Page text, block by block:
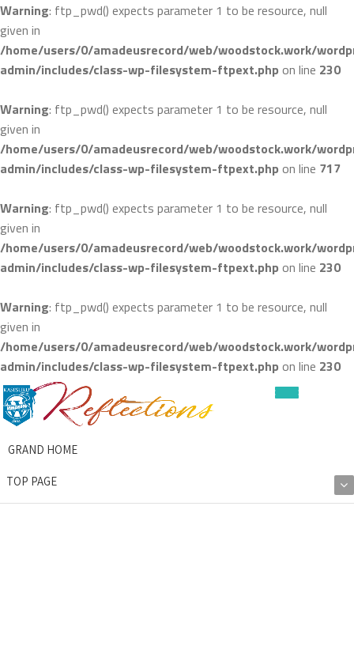
Warning: ftp_pwd() expects parameter 1 to be resource, null
given in
/home/users/0/amadeusrecord/web/woodstock.work/
admin/includes/class-wp-filesystem-ftpext.php on line 230
Warning: ftp_pwd() expects parameter 1 to be resource, null
given in
/home/users/0/amadeusrecord/web/woodstock.work/
admin/includes/class-wp-filesystem-ftpext.php on line 717
Warning: ftp_pwd() expects parameter 1 to be resource, null
given in
/home/users/0/amadeusrecord/web/woodstock.work/
admin/includes/class-wp-filesystem-ftpext.php on line 230
Warning: ftp_pwd() expects parameter 1 to be resource, null
given in
/home/users/0/amadeusrecord/web/woodstock.work/
admin/includes/class-wp-filesystem-ftpext.php on line 230
ナ
GRAND HOME
TOP PAGE
サ
ブ